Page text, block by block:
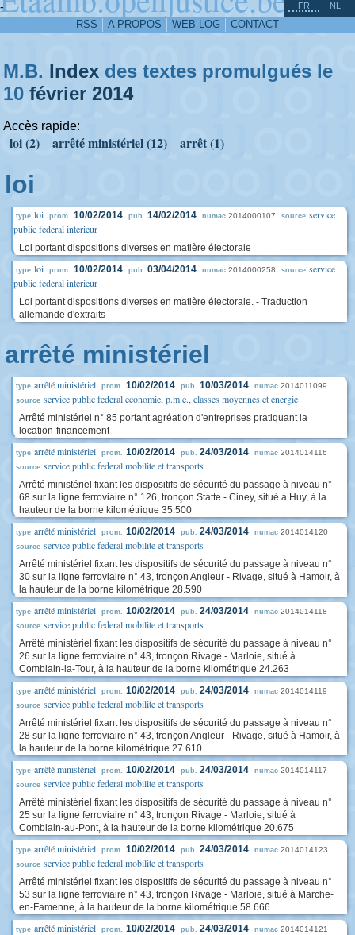
-
RSS A PROPOS WEB LOG CONTACT
FR NL
M.B. Index des textes promulgués le
10 février 2014
Accès rapide:
loi (2) arrêté ministériel (12) arrêt (1)
loi
type loi prom. 10/02/2014 pub. 14/02/2014 numac 2014000107 source service
public federal interieur
Loi portant dispositions diverses en matière électorale
type loi prom. 10/02/2014 pub. 03/04/2014 numac 2014000258 source service
public federal interieur
Loi portant dispositions diverses en matière électorale. - Traduction
allemande d'extraits
arrêté ministériel
type arrêté ministériel prom. 10/02/2014 pub. 10/03/2014 numac 2014011099
source service public federal economie, p.m.e., classes moyennes et energie
Arrêté ministériel n° 85 portant agréation d'entreprises pratiquant la
location-financement
type arrêté ministériel prom. 10/02/2014 pub. 24/03/2014 numac 2014014116
source service public federal mobilite et transports
Arrêté ministériel fixant les dispositifs de sécurité du passage à niveau n°
68 sur la ligne ferroviaire n° 126, tronçon Statte - Ciney, situé à Huy, à la
hauteur de la borne kilométrique 35.500
type arrêté ministériel prom. 10/02/2014 pub. 24/03/2014 numac 2014014120
source service public federal mobilite et transports
Arrêté ministériel fixant les dispositifs de sécurité du passage à niveau n°
30 sur la ligne ferroviaire n° 43, tronçon Angleur - Rivage, situé à Hamoir, à
la hauteur de la borne kilométrique 28.590
type arrêté ministériel prom. 10/02/2014 pub. 24/03/2014 numac 2014014118
source service public federal mobilite et transports
Arrêté ministériel fixant les dispositifs de sécurité du passage à niveau n°
26 sur la ligne ferroviaire n° 43, tronçon Rivage - Marloie, situé à
Comblain-la-Tour, à la hauteur de la borne kilométrique 24.263
type arrêté ministériel prom. 10/02/2014 pub. 24/03/2014 numac 2014014119
source service public federal mobilite et transports
Arrêté ministériel fixant les dispositifs de sécurité du passage à niveau n°
28 sur la ligne ferroviaire n° 43, tronçon Angleur - Rivage, situé à Hamoir, à
la hauteur de la borne kilométrique 27.610
type arrêté ministériel prom. 10/02/2014 pub. 24/03/2014 numac 2014014117
source service public federal mobilite et transports
Arrêté ministériel fixant les dispositifs de sécurité du passage à niveau n°
25 sur la ligne ferroviaire n° 43, tronçon Rivage - Marloie, situé à
Comblain-au-Pont, à la hauteur de la borne kilométrique 20.675
type arrêté ministériel prom. 10/02/2014 pub. 24/03/2014 numac 2014014123
source service public federal mobilite et transports
Arrêté ministériel fixant les dispositifs de sécurité du passage à niveau n°
53 sur la ligne ferroviaire n° 43, tronçon Rivage - Marloie, situé à Marche-
en-Famenne, à la hauteur de la borne kilométrique 58.666
type arrêté ministériel prom. 10/02/2014 pub. 24/03/2014 numac 2014014121
^